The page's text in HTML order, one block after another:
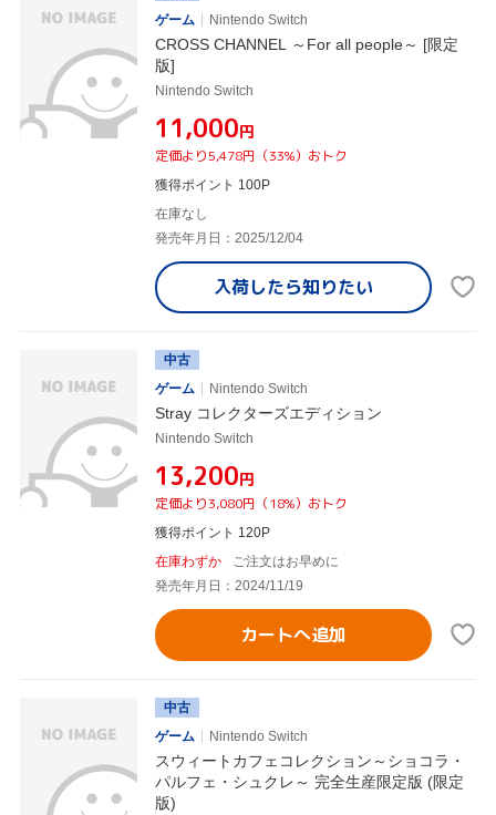
ゲーム
Nintendo Switch
CROSS CHANNEL ～For all people～ [限定
版]
Nintendo Switch
¥11,000円
定価より5,478円（33%）おトク
獲得ポイント 100P
在庫なし
発売年月日：2025/12/04
入荷したら知りたい
中古
ゲーム
Nintendo Switch
Stray コレクターズエディション
Nintendo Switch
¥13,200円
定価より3,080円（18%）おトク
獲得ポイント 120P
在庫わずか
ご注文はお早めに
発売年月日：2024/11/19
カートへ追加
中古
ゲーム
Nintendo Switch
スウィートカフェコレクション～ショコラ・
パルフェ・シュクレ～ 完全生産限定版 (限定
版)